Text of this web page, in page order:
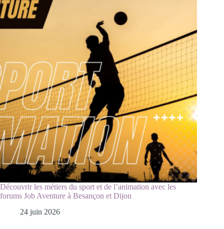
Découvrir les métiers du sport et de l’animation avec les
forums Job Aventure à Besançon et Dijon
24 juin 2026